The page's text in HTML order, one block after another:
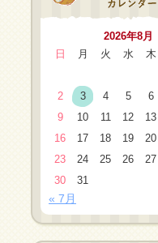
2026年8月
日
月 火 水 木
2
3 4 5 6
9
10 11 12 13
16
17 18 19 20
23
24 25 26 27
30
31
« 7月